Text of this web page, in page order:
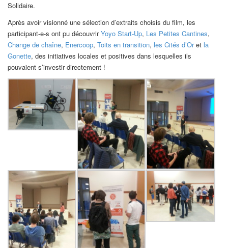
Solidaire.
Après avoir visionné une sélection d’extraits choisis du film, les
participant-e-s ont pu découvrirYoyo Start-Up, Les Petites Cantines,
Change de chaîne, Enercoop, Toits en transition, les Cités d’Oret la
Gonette, des initiatives locales et positives dans lesquelles ils
pouvaient s’investir directement !